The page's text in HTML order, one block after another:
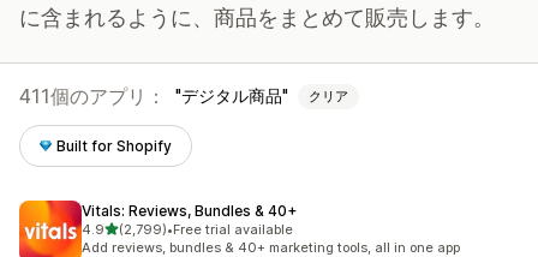
に含まれるように、商品をまとめて販売します。
411個のアプリ： デジタル商品 クリア
Built for Shopify
Vitals: Reviews, Bundles & 40+
4.95つ星中
(2,799)
合計レビュー数：2799件
•Free trial available
Add reviews, bundles & 40+ marketing tools, all in one app